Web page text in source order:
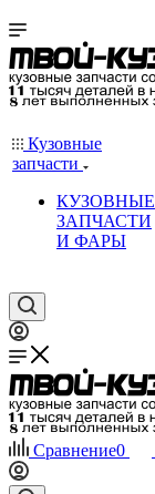
Кузовные
запчасти
КУЗОВНЫЕ
ЗАПЧАСТИ
И ФАРЫ
Сравнение0